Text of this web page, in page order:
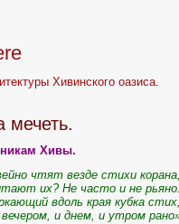
Хивинского оазиcа.
мечеть.
Хивы.
чтят везде стихи корана,
их? Не часто и не рьяно.
вдоль края кубка стих,
и днем, и утром